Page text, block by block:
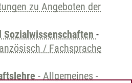
zu Angeboten der
-
/ Fachsprache
- Allgemeines -